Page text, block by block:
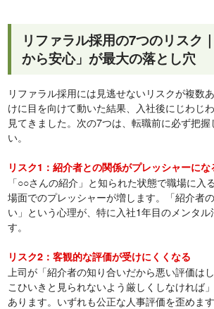
リファラル採用の7つのリスク
から安心」が最大の落とし穴
リファラル採用には見逃せないリスクが複数
けに目を向けて動いた結果、入社後にじわじ
見てきました。次の7つは、転職前に必ず把握
い。
リスク1：紹介者との関係がプレッシャーにな
「○○さんの紹介」と知られた状態で職場に入
場面でのプレッシャーが増します。「紹介者
い」という心理が、特に入社1年目のメンタル
す。
リスク2：客観的な評価が受けにくくなる
上司が「紹介者の知り合いだから悪い評価は
こひいきと見られないよう厳しくしなければ
あります。いずれも公正な人事評価を歪めます